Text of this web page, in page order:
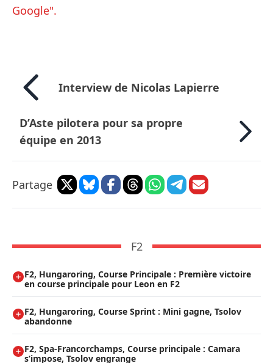
Google".
Interview de Nicolas Lapierre
D’Aste pilotera pour sa propre
équipe en 2013
Partage
F2
F2, Hungaroring, Course Principale : Première victoire
en course principale pour Leon en F2
F2, Hungaroring, Course Sprint : Mini gagne, Tsolov
abandonne
F2, Spa-Francorchamps, Course principale : Camara
s’impose, Tsolov engrange